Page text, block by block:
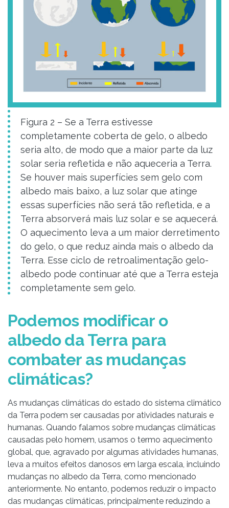
Figura 2 – Se a Terra estivesse
completamente coberta de gelo, o albedo
seria alto, de modo que a maior parte da luz
solar seria refletida e não aqueceria a Terra.
Se houver mais superfícies sem gelo com
albedo mais baixo, a luz solar que atinge
essas superfícies não será tão refletida, e a
Terra absorverá mais luz solar e se aquecerá.
O aquecimento leva a um maior derretimento
do gelo, o que reduz ainda mais o albedo da
Terra. Esse ciclo de retroalimentação gelo-
albedo pode continuar até que a Terra esteja
completamente sem gelo.
Podemos modificar o
albedo da Terra para
combater as mudanças
climáticas?
As mudanças climáticas do estado do sistema climático
da Terra podem ser causadas por atividades naturais e
humanas. Quando falamos sobre mudanças climáticas
causadas pelo homem, usamos o termo aquecimento
global, que, agravado por algumas atividades humanas,
leva a muitos efeitos danosos em larga escala, incluindo
mudanças no albedo da Terra, como mencionado
anteriormente. No entanto, podemos reduzir o impacto
das mudanças climáticas, principalmente reduzindo a